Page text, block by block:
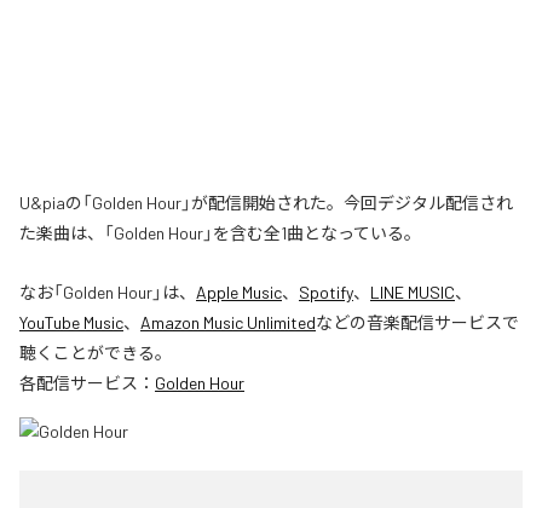
U&piaの「Golden Hour」が配信開始された。今回デジタル配信され
た楽曲は、「Golden Hour」を含む全1曲となっている。
なお「Golden Hour」は、 Apple Music、 Spotify、 LINE MUSIC、
YouTube Music、 Amazon Music Unlimitedなどの音楽配信サービスで
聴くことができる。
各配信サービス： Golden Hour